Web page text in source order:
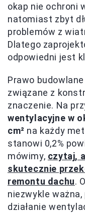
okap nie ochroni
natomiast zbyt
problemów z
Dlatego
odpowiedni jest
Prawo
związane z
znaczenie. Na
wentylacyjne w
cm² na każdy
stanowi 0,2%
mówimy, czytaj,
skutecznie
remontu dachu.
niezwykle
działanie